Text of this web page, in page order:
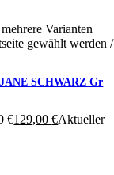
Varianten
gewählt werden/
SCHWARZ Gr
€129,00€Aktueller